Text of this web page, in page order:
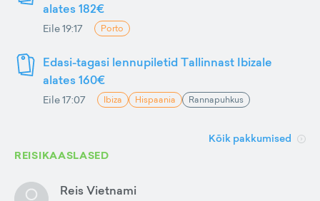
alates 182€
Eile 19:17 Porto
Edasi-tagasi lennupiletid Tallinnast Ibizale
alates 160€
Eile 17:07 Ibiza Hispaania Rannapuhkus
Kõik pakkumised
REISIKAASLASED
Reis Vietnami